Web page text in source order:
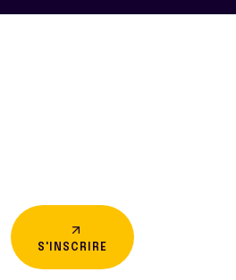
S'INSCRIRE